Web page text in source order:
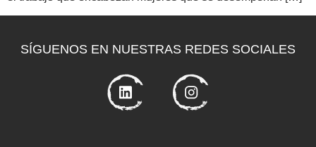
SÍGUENOS EN NUESTRAS REDES SOCIALES